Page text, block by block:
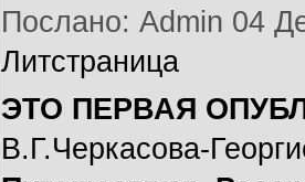
Послано: Admin 04
Литстраница
ЭТО ПЕРВАЯ
В.Г.Черкасова-